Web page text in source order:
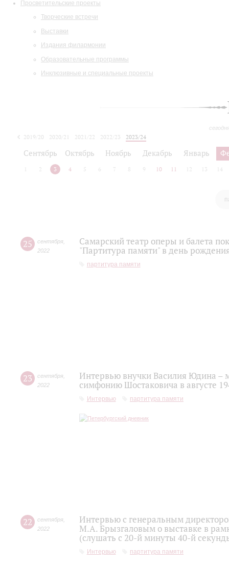
Просветительские проекты
Творческие встречи
Выставки
Издания филармонии
Образовательные программы
Инклюзивные и специальные проекты
2019/20 2020/21 2021/22 2022/23
2023/24
Сентябрь Октябрь Ноябрь Декабрь Январь
2 3 4 5 6 7 8 9 10 11 12 13 14
25 сентября
2022
Самарский театр оперы и балета
"Партитура памяти" в день
партитура памяти
23 сентября
2022
Интервью внучки Василия Юдина –
симфонию Шостаковича в августе
Интервью партитура памяти
22 сентября
2022
Интервью с генеральным
М.А. Брызгаловым о выставке в
(слушать с 20-й минуты 40-й
Интервью партитура памяти